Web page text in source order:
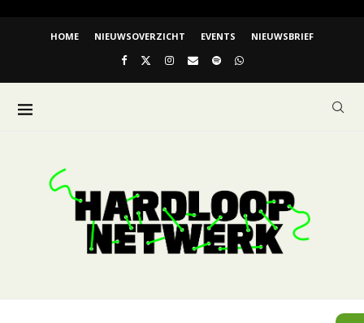
HOME NIEUWSOVERZICHT EVENTS NIEUWSBRIEF